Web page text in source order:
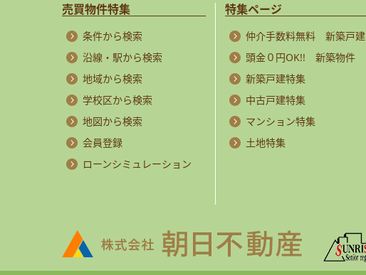
売買物件特集
条件から検索
沿線・駅から検索
地域から検索
学校区から検索
地図から検索
会員登録
ローンシミュレーション
特集ページ
仲介手数料無料 新築戸建
頭金０円OK!! 新築物件
新築戸建特集
中古戸建特集
マンション特集
土地特集